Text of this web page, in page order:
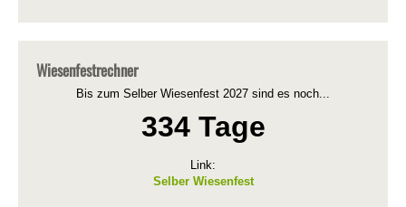
Wiesenfestrechner
Bis zum Selber Wiesenfest 2027 sind es noch...
334 Tage
Link:
Selber Wiesenfest